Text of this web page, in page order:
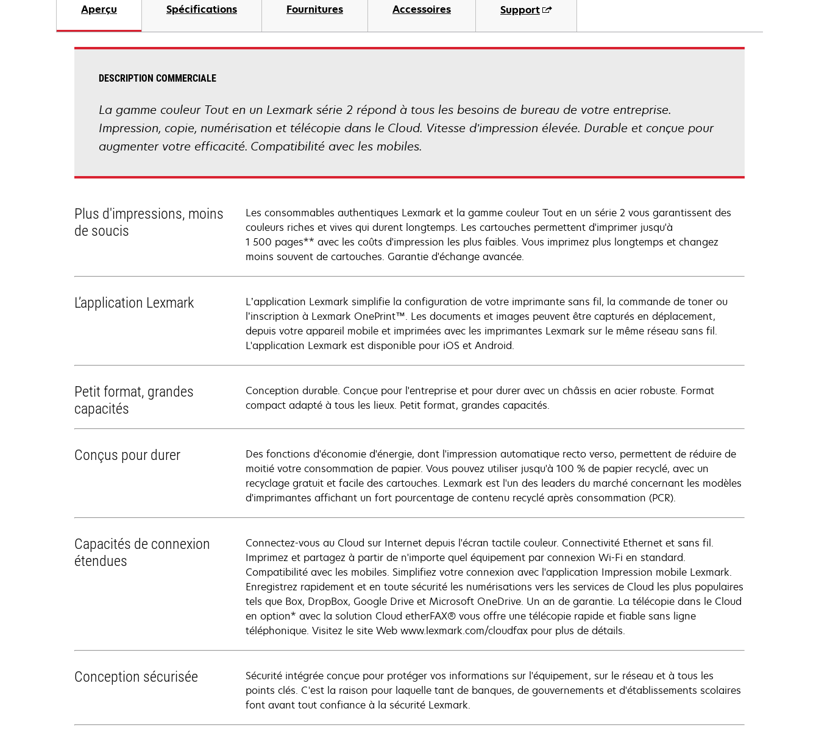
Aperçu Spécifications Fournitures Accessoires Support
DESCRIPTION COMMERCIALE
La gamme couleur Tout en un Lexmark série 2 répond à tous les besoins de bureau de votre entreprise.
Impression, copie, numérisation et télécopie dans le Cloud. Vitesse d’impression élevée. Durable et conçue pour
augmenter votre efficacité. Compatibilité avec les mobiles.
Plus d'impressions, moins
de soucis
Les consommables authentiques Lexmark et la gamme couleur Tout en un série 2 vous garantissent des
couleurs riches et vives qui durent longtemps. Les cartouches permettent d'imprimer jusqu'à
1 500 pages** avec les coûts d'impression les plus faibles. Vous imprimez plus longtemps et changez
moins souvent de cartouches. Garantie d'échange avancée.
L’application Lexmark
L’application Lexmark simplifie la configuration de votre imprimante sans fil, la commande de toner ou
l’inscription à Lexmark OnePrint™. Les documents et images peuvent être capturés en déplacement,
depuis votre appareil mobile et imprimées avec les imprimantes Lexmark sur le même réseau sans fil.
L'application Lexmark est disponible pour iOS et Android.
Petit format, grandes
capacités
Conception durable. Conçue pour l'entreprise et pour durer avec un châssis en acier robuste. Format
compact adapté à tous les lieux. Petit format, grandes capacités.
Conçus pour durer
Des fonctions d'économie d'énergie, dont l'impression automatique recto verso, permettent de réduire de
moitié votre consommation de papier. Vous pouvez utiliser jusqu'à 100 % de papier recyclé, avec un
recyclage gratuit et facile des cartouches. Lexmark est l'un des leaders du marché concernant les modèles
d'imprimantes affichant un fort pourcentage de contenu recyclé après consommation (PCR).
Capacités de connexion
étendues
Connectez-vous au Cloud sur Internet depuis l'écran tactile couleur. Connectivité Ethernet et sans fil.
Imprimez et partagez à partir de n'importe quel équipement par connexion Wi-Fi en standard.
Compatibilité avec les mobiles. Simplifiez votre connexion avec l'application Impression mobile Lexmark.
Enregistrez rapidement et en toute sécurité les numérisations vers les services de Cloud les plus populaires
tels que Box, DropBox, Google Drive et Microsoft OneDrive. Un an de garantie​. La télécopie dans le Cloud
en option* avec la solution Cloud etherFAX® vous offre une télécopie rapide et fiable sans ligne
téléphonique. Visitez le site Web www.lexmark.com/cloudfax pour plus de détails.
Conception sécurisée
Sécurité intégrée conçue pour protéger vos informations sur l'équipement, sur le réseau et à tous les
points clés. C'est la raison pour laquelle tant de banques, de gouvernements et d'établissements scolaires
font avant tout confiance à la sécurité Lexmark.